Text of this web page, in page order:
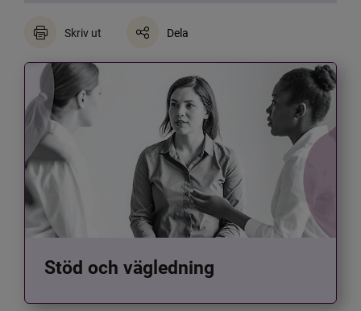
Skriv ut Dela
Stöd och vägledning